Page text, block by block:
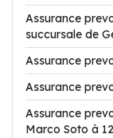
Assurance
succursale de
Assurance
Assurance
Assurance
Marco Soto à